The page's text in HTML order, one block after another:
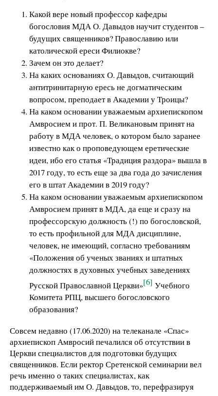
Какой вере новый профессор кафедры
богословия МДА О. Давыдов научит студентов –
будущих священников? Православию или
католической ереси Филиокве?
Зачем он это делает?
На каких основаниях О. Давыдов, считающий
антитринитарную ересь не догматическим
вопросом, преподает в Академии у Троицы?
На каком основании уважаемым архиепископом
Амвросием и прот. П. Великановым принят на
работу в МДА человек, о котором было заранее
известно как о проповедующем еретические
идеи, ибо его статья «Традиция раздора» вышла в
2017 году, то есть еще за два года до зачисления
его в штат Академии в 2019 году?
На каком основании уважаемым архиепископом
Амвросием принят в МДА, да еще и сразу на
профессорскую должность (!) по богословской,
то есть профильной для МДА дисциплине,
человек, не имеющий, согласно требованиям
«Положения об ученых званиях и штатных
должностях в духовных учебных заведениях
Русской Православной Церкви»[6] Учебного
Комитета РПЦ, высшего богословского
образования?
Совсем недавно (17.06.2020) на телеканале «Спас»
архиепископ Амвросий печалился об отсутствии в
Церкви специалистов для подготовки будущих
священников. Если ректор Сретенской семинарии вел
речь именно о таких специалистах, как
поддерживаемый им О. Давыдов, то, перефразируя